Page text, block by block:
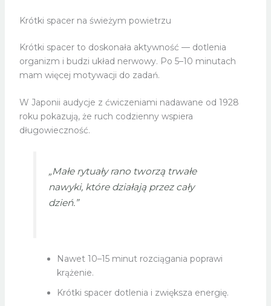
Krótki spacer na świeżym powietrzu
Krótki spacer to doskonała aktywność — dotlenia
organizm i budzi układ nerwowy. Po 5–10 minutach
mam więcej motywacji do zadań.
W Japonii audycje z ćwiczeniami nadawane od 1928
roku pokazują, że ruch codzienny wspiera
długowieczność.
„Małe rytuały rano tworzą trwałe
nawyki, które działają przez cały
dzień.”
Nawet 10–15 minut rozciągania poprawi
krążenie.
Krótki spacer dotlenia i zwiększa energię.